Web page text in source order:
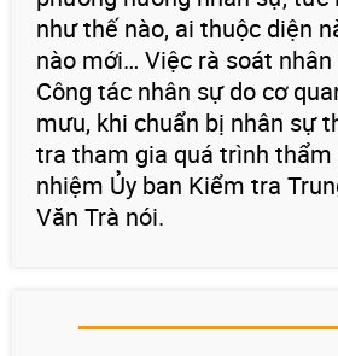
như thế nào, ai thuộc diện
nào mới… Việc rà soát
Công tác nhân sự do cơ
mưu, khi chuẩn bị nhân sự
tra tham gia quá trình thẩm
nhiệm Ủy ban Kiểm tra
Văn Trà nói.